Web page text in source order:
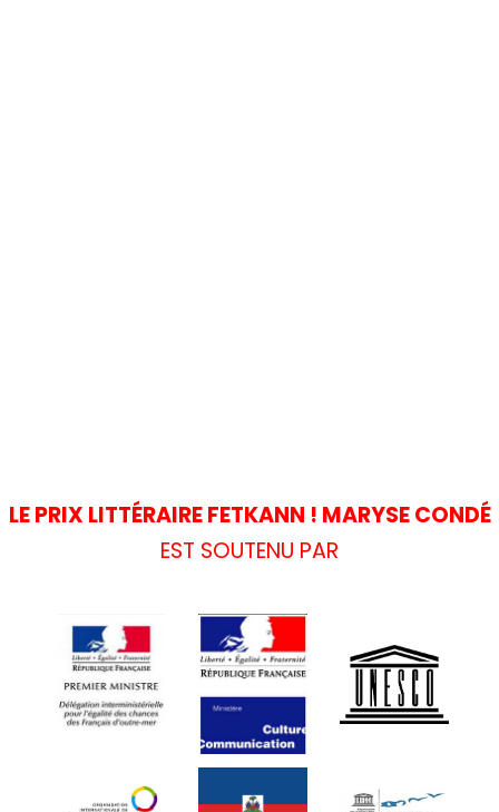
LE PRIX LITTÉRAIRE FETKANN ! MARYSE CONDÉ
EST SOUTENU PAR